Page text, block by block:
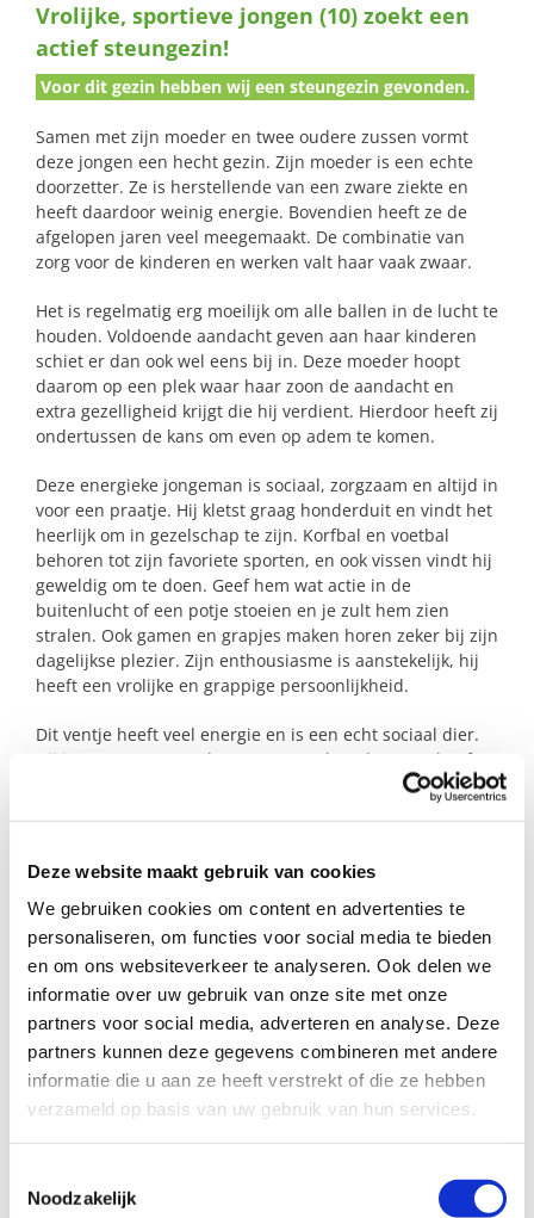
Deze website maakt gebruik van cookies
We gebruiken cookies om content en advertenties te
personaliseren, om functies voor social media te bieden
en om ons websiteverkeer te analyseren. Ook delen we
informatie over uw gebruik van onze site met onze
partners voor social media, adverteren en analyse. Deze
partners kunnen deze gegevens combineren met andere
informatie die u aan ze heeft verstrekt of die ze hebben
verzameld op basis van uw gebruik van hun services.
Noodzakelijk
naar:
Vrolijke, sportieve jongen (10) zoekt een
actief steungezin!
Voor dit gezin hebben wij een steungezin gevonden.
Samen met zijn moeder en twee oudere zussen vormt
deze jongen een hecht gezin. Zijn moeder is een echte
doorzetter. Ze is herstellende van een zware ziekte en
heeft daardoor weinig energie. Bovendien heeft ze de
afgelopen jaren veel meegemaakt. De combinatie van
zorg voor de kinderen en werken valt haar vaak zwaar.
Het is regelmatig erg moeilijk om alle ballen in de lucht te
houden. Voldoende aandacht geven aan haar kinderen
schiet er dan ook wel eens bij in. Deze moeder hoopt
daarom op een plek waar haar zoon de aandacht en
extra gezelligheid krijgt die hij verdient. Hierdoor heeft zij
ondertussen de kans om even op adem te komen.
Deze energieke jongeman is sociaal, zorgzaam en altijd in
voor een praatje. Hij kletst graag honderduit en vindt het
heerlijk om in gezelschap te zijn. Korfbal en voetbal
behoren tot zijn favoriete sporten, en ook vissen vindt hij
geweldig om te doen. Geef hem wat actie in de
buitenlucht of een potje stoeien en je zult hem zien
stralen. Ook gamen en grapjes maken horen zeker bij zijn
dagelijkse plezier. Zijn enthousiasme is aanstekelijk, hij
heeft een vrolijke en grappige persoonlijkheid.
Dit ventje heeft veel energie en is een echt sociaal dier.
Hij is zorgzaam voor de mensen om hem heen en heeft
hij kan spelen, samen lachen, actief bezig zijn en
misschien af en toe een hengeltje kan uitgooien, zou hem
geweldig lijken!
Hebben jullie een plekje voor deze knul?
Profiel steungezin
Buurtgezinnen zoekt voor deze jongen een
steungezin:
• Waar hij wekelijks een dag(deel) welkom is;